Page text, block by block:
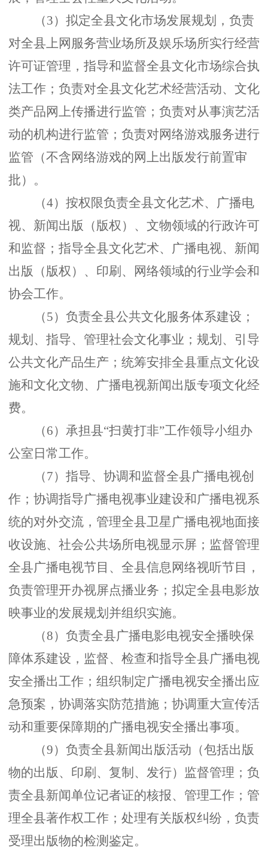
（3）拟定全县文化市场发展规划，负责
对全县上网服务营业场所及娱乐场所实行经营
许可证管理，指导和监督全县文化市场综合执
法工作；负责对全县文化艺术经营活动、文化
类产品网上传播进行监管；负责对从事演艺活
动的机构进行监管；负责对网络游戏服务进行
监管（不含网络游戏的网上出版发行前置审
批）。
（4）按权限负责全县文化艺术、广播电
视、新闻出版（版权）、文物领域的行政许可
和监督；指导全县文化艺术、广播电视、新闻
出版（版权）、印刷、网络领域的行业学会和
协会工作。
（5）负责全县公共文化服务体系建设；
规划、指导、管理社会文化事业；规划、引导
公共文化产品生产；统筹安排全县重点文化设
施和文化文物、广播电视新闻出版专项文化经
费。
（6）承担县“扫黄打非”工作领导小组办
公室日常工作。
（7）指导、协调和监督全县广播电视创
作；协调指导广播电视事业建设和广播电视系
统的对外交流，管理全县卫星广播电视地面接
收设施、社会公共场所电视显示屏；监督管理
全县广播电视节目、全县信息网络视听节目，
负责管理开办视屏点播业务；拟定全县电影放
映事业的发展规划并组织实施。
（8）负责全县广播电影电视安全播映保
障体系建设，监督、检查和指导全县广播电视
安全播出工作；组织制定广播电视安全播出应
急预案，协调落实防范措施；协调重大宣传活
动和重要保障期的广播电视安全播出事项。
（9）负责全县新闻出版活动（包括出版
物的出版、印刷、复制、发行）监督管理；负
责全县新闻单位记者证的核报、管理工作；管
理全县著作权工作；处理有关版权纠纷，负责
受理出版物的检测鉴定。